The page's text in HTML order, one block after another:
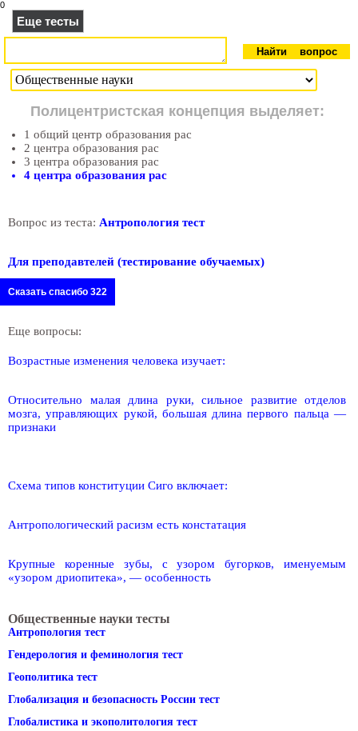
0
Еще тесты
Полицентристская концепция выделяет:
1 общий центр образования рас
2 центра образования рас
3 центра образования рас
4 центра образования рас
Вопрос из теста: Антропология тест
Для преподавтелей (тестирование обучаемых)
Сказать спасибо 322
Еще вопросы:
Возрастные изменения человека изучает:
Относительно малая длина руки, сильное развитие отделов
мозга, управляющих рукой, большая длина первого пальца —
признаки
Схема типов конституции Сиго включает:
Антропологический расизм есть констатация
Крупные коренные зубы, с узором бугорков, именуемым
«узором дриопитека», — особенность
Общественные науки тесты
Антропология тест
Гендерология и феминология тест
Геополитика тест
Глобализация и безопасность России тест
Глобалистика и экополитология тест